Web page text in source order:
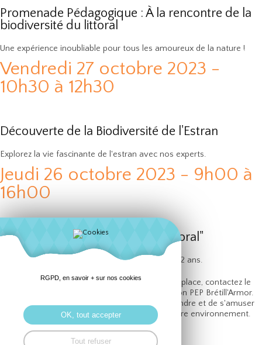
Promenade Pédagogique : À la rencontre de la
biodiversité du littoral
Une expérience inoubliable pour tous les amoureux de la nature !
Vendredi 27 octobre 2023 -
10h30 à 12h30
Découverte de la Biodiversité de l'Estran
Explorez la vie fascinante de l'estran avec nos experts.
Jeudi 26 octobre 2023 - 9h00 à
16h00
Stage "Les Ambassadeurs du Littoral"
Une aventure éducative pour les jeunes de 7 à 12 ans.
Pour plus d'informations et pour réserver votre place, contactez le
Centre de Découvertes Le Hédraou - Association PEP Brétill'Armor.
Ne manquez pas cette occasion unique d'apprendre et de s'amuser
en plein air tout en découvrant la beauté de notre environnement.
Contactez-nous :
RGPD, en savoir + sur nos cookies
OK, tout accepter
Tout refuser